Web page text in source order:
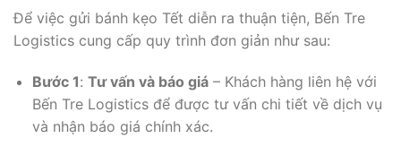
Để việc gửi bánh kẹo Tết diễn ra thuận tiện, Bến Tre
Logistics cung cấp quy trình đơn giản như sau:
Bước 1: Tư vấn và báo giá– Khách hàng liên hệ với
Bến Tre Logistics để được tư vấn chi tiết về dịch vụ
và nhận báo giá chính xác.